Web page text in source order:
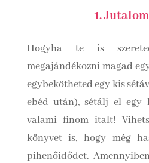
1.
Hogyha te is
megajándékozni magad
egybekötheted egy kis
ebéd után), sétálj el egy
valami finom italt!
könyvet is, hogy még
pihenőidődet.